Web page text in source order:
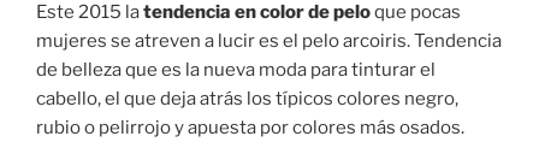
Este 2015 latendencia en color de peloque pocas
mujeres se atreven a lucir es el pelo arcoiris. Tendencia
de belleza que es la nueva moda para tinturar el
cabello, el que deja atrás los típicos colores negro,
rubio o pelirrojo y apuesta por colores más osados.